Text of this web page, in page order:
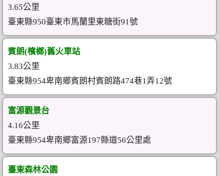
3.65公里
臺東縣950臺東市馬蘭里東糖街91號
賓朗(檳榔)舊火車站
3.83公里
臺東縣954卑南鄉賓朗村賓朗路474巷1弄12號
富源觀景台
4.16公里
臺東縣954卑南鄉富源197縣道56公里處
臺東森林公園